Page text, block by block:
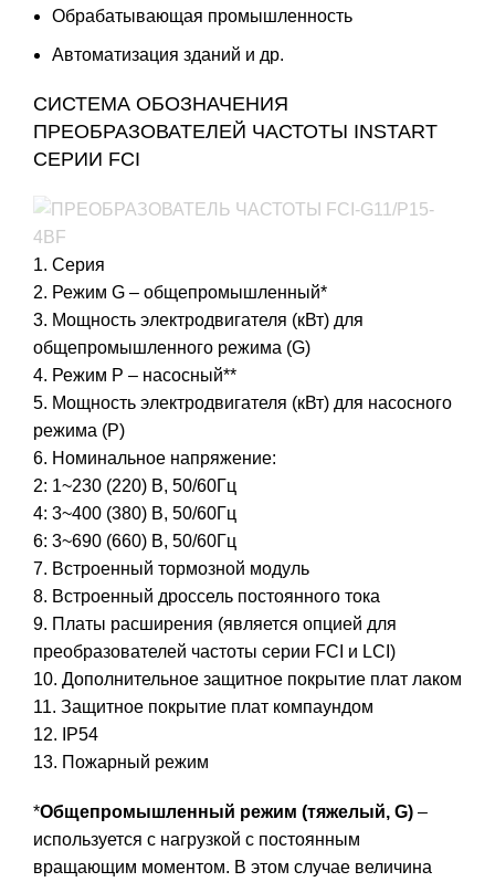
Обрабатывающая промышленность
Автоматизация зданий и др.
СИСТЕМА ОБОЗНАЧЕНИЯ
ПРЕОБРАЗОВАТЕЛЕЙ ЧАСТОТЫ INSTART
СЕРИИ FCI
1. Серия
2. Режим G – общепромышленный*
3. Мощность электродвигателя (кВт) для
общепромышленного режима (G)
4. Режим P – насосный**
5. Мощность электродвигателя (кВт) для насосного
режима (P)
6. Номинальное напряжение:
2: 1~230 (220) В, 50/60Гц
4: 3~400 (380) В, 50/60Гц
6: 3~690 (660) В, 50/60Гц
7. Встроенный тормозной модуль
8. Встроенный дроссель постоянного тока
9. Платы расширения (является опцией для
преобразователей частоты серии FCI и LCI)
10. Дополнительное защитное покрытие плат лаком
11. Защитное покрытие плат компаундом
12. IP54
13. Пожарный режим
*Общепромышленный режим (тяжелый, G) –
используется с нагрузкой с постоянным
вращающим моментом. В этом случае величина